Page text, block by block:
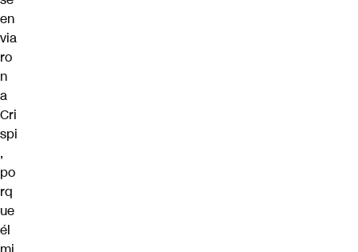
en
via
ro
n
a
Cri
spi
,
po
rq
ue
él